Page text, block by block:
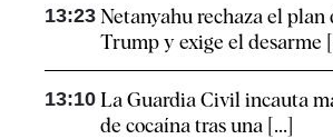
13:23 Netanyahu rechaza el plan
Trump y exige el desarme
13:10 La Guardia Civil incauta
de cocaína tras una [...]